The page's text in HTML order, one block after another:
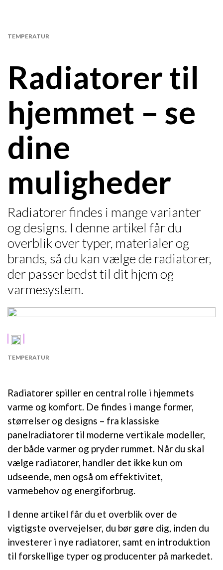
Radiatorer til
hjemmet – se
dine
muligheder
TEMPERATUR
Radiatorer findes i mange varianter
og designs. I denne artikel får du
overblik over typer, materialer og
brands, så du kan vælge de radiatorer,
der passer bedst til dit hjem og
varmesystem.
TEMPERATUR
Radiatorer spiller en central rolle i hjemmets
varme og komfort. De findes i mange former,
størrelser og designs – fra klassiske
panelradiatorer til moderne vertikale modeller,
der både varmer og pryder rummet. Når du skal
vælge radiatorer, handler det ikke kun om
udseende, men også om effektivitet,
varmebehov og energiforbrug.
I denne artikel får du et overblik over de
vigtigste overvejelser, du bør gøre dig, inden du
investerer i nye radiatorer, samt en introduktion
til forskellige typer og producenter på markedet.